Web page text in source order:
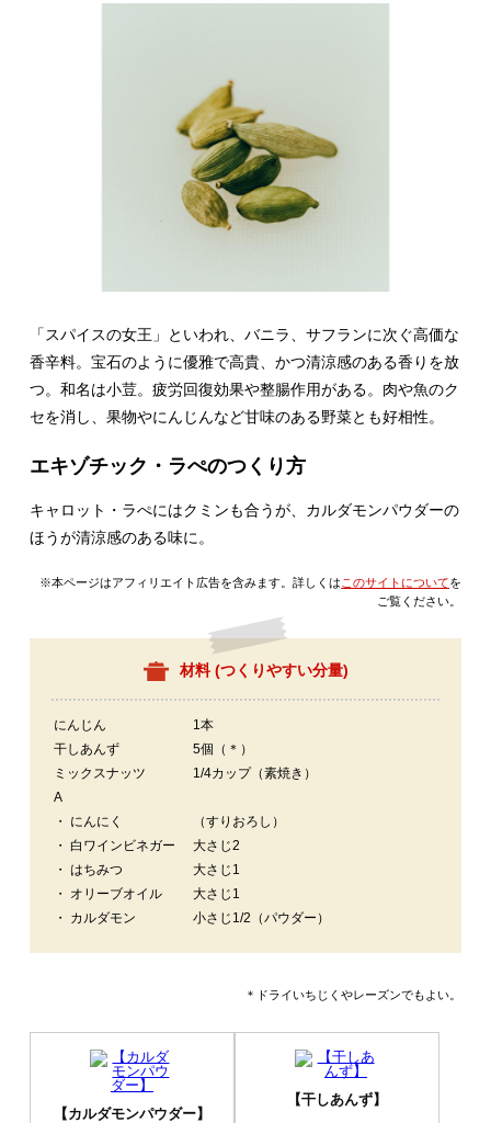
「スパイスの女王」といわれ、バニラ、サフランに次ぐ高価な
香辛料。宝石のように優雅で高貴、かつ清涼感のある香りを放
つ。和名は小荳。疲労回復効果や整腸作用がある。肉や魚のク
セを消し、果物やにんじんなど甘味のある野菜とも好相性。
エキゾチック・ラぺのつくり方
キャロット・ラぺにはクミンも合うが、カルダモンパウダーの
ほうが清涼感のある味に。
※本ページはアフィリエイト広告を含みます。詳しくは このサイトについてを
ご覧ください。
材料 (つくりやすい分量)
にんじん
1本
干しあんず
5個（＊）
ミックスナッツ
1/4カップ（素焼き）
A
・ にんにく
（すりおろし）
・ 白ワインビネガー
大さじ2
・ はちみつ
大さじ1
・ オリーブオイル
大さじ1
・ カルダモン
小さじ1/2（パウダー）
＊ドライいちじくやレーズンでもよい。
【カルダモンパウダー】
【干しあんず】